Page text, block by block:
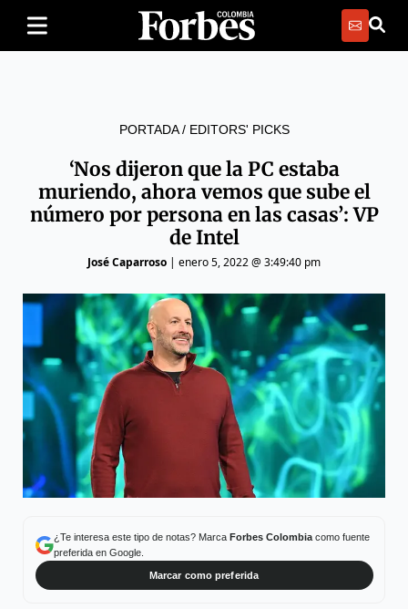
PORTADA/ EDITORS' PICKS
‘Nos dijeron que la PC estaba
muriendo, ahora vemos que sube el
número por persona en las casas’: VP
de Intel
José Caparroso | enero 5, 2022 @ 3:49:40 pm
¿Te interesa este tipo de notas? Marca Forbes Colombiacomo fuente
preferida en Google.
Marcar como preferida